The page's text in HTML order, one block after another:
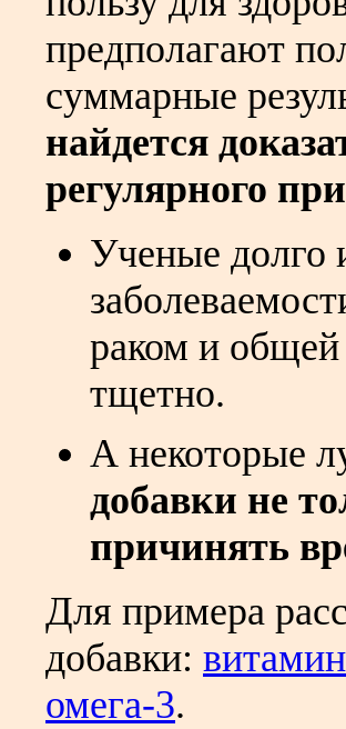
предполагают
суммарные
найдется
регулярного
Ученые долго
раком и общей
тщетно.
А некоторые
добавки не
причинять
Для примера
добавки:
омега-3.